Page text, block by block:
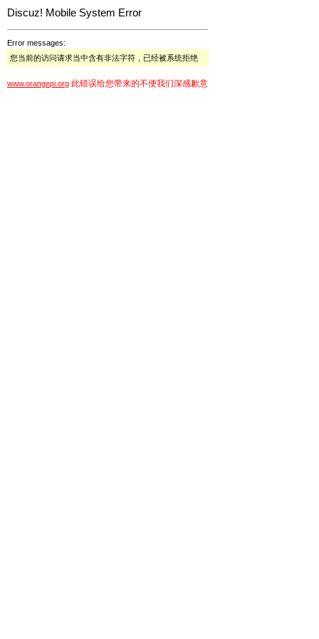
Discuz! Mobile System Error
Error messages:
您当前的访问请求当中含有非法字符，已经被系统拒绝
www.orangepi.org 此错误给您带来的不便我们深感歉意